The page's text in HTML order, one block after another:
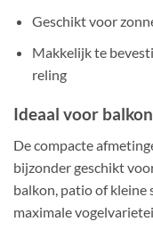
Geschikt voor
Makkelijk te
reling
Ideaal voor
De compacte
bijzonder geschikt
balkon, patio of
maximale